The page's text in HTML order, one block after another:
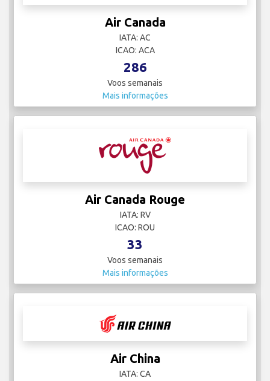
Air Canada
IATA: AC
ICAO: ACA
286
Voos semanais
Mais informações
Air Canada Rouge
IATA: RV
ICAO: ROU
33
Voos semanais
Mais informações
Air China
IATA: CA